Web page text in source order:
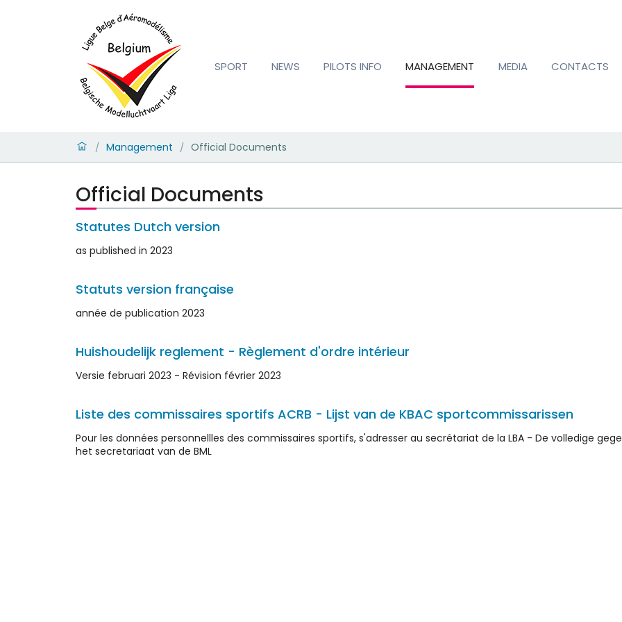
SPORT NEWS PILOTS INFO MANAGEMENT MEDIA CONTACTS
/ Management / Official Documents
Official Documents
Statutes Dutch version
as published in 2023
Statuts version française
année de publication 2023
Huishoudelijk reglement - Règlement d'ordre intérieur
Versie februari 2023 - Révision février 2023
Liste des commissaires sportifs ACRB - Lijst van de KBAC sportcommissarissen
Pour les données personnellles des commissaires sportifs, s'adresser au secrétariat de la LBA - De volledige
het secretariaat van de BML